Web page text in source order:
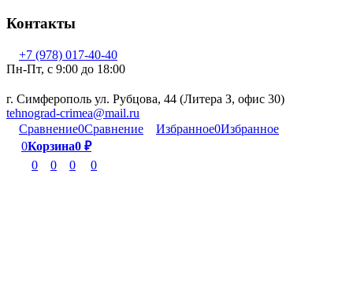
Контакты
+7 (978) 017-40-40
Пн-Пт, c 9:00 до 18:00
г. Симферополь ул. Рубцова, 44 (Литера З, офис 30)
tehnograd-crimea@mail.ru
Сравнение0Сравнение Избранное0Избранное
0Корзина0 ₽
0
0 0 0